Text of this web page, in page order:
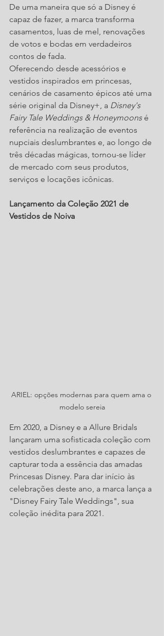
De uma maneira que só a Disney é
capaz de fazer, a marca transforma
casamentos, luas de mel, renovações
de votos e bodas em verdadeiros
contos de fada.
Oferecendo desde acessórios e
vestidos inspirados em princesas,
cenários de casamento épicos até uma
série original da Disney+, a Disney's
Fairy Tale Weddings & Honeymoons é
referência na realização de eventos
nupciais deslumbrantes e, ao longo de
três décadas mágicas, tornou-se líder
de mercado com seus produtos,
serviços e locações icônicas.
Lançamento da Coleção 2021 de
Vestidos de Noiva
ARIEL: opções modernas para quem ama o
modelo sereia
Em 2020, a Disney e a Allure Bridals
lançaram uma sofisticada coleção com
vestidos deslumbrantes e capazes de
capturar toda a essência das amadas
Princesas Disney. Para dar início às
celebrações deste ano, a marca lança a
"Disney Fairy Tale Weddings", sua
coleção inédita para 2021.